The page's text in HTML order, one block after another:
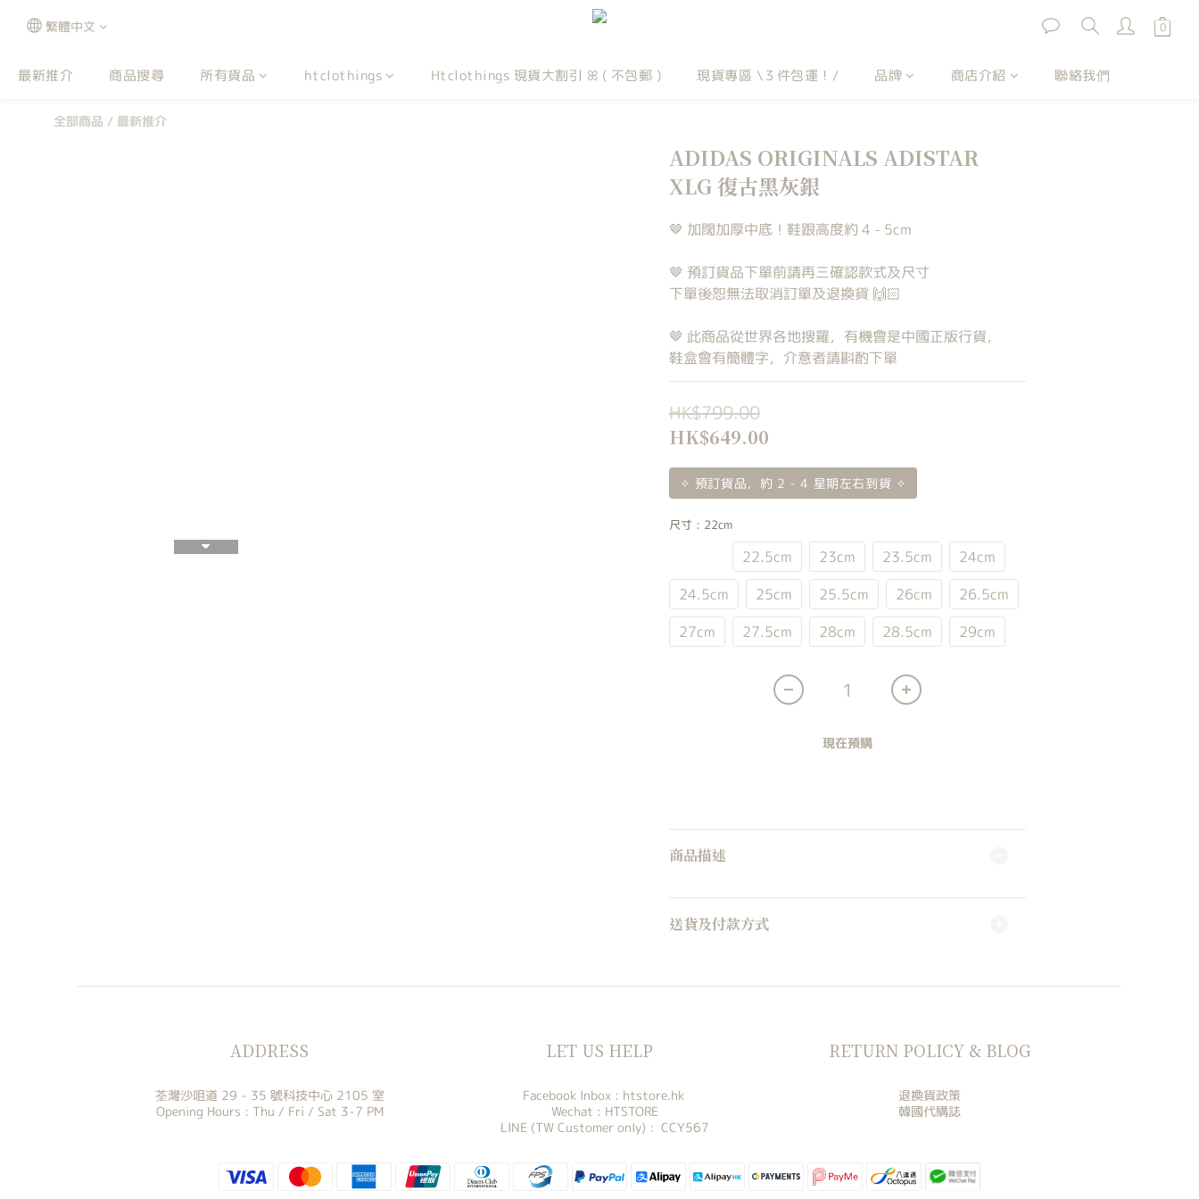
繁體中文
最新推介 商品搜尋 所有貨品 htclothings Htclothings 現貨大割引 ꕤ ( 不包郵 ) 現貨專區 \３件包運！/ 品牌 商店介紹 聯絡我們
全部商品 / 最新推介
ADIDAS ORIGINALS ADISTAR
XLG 復古黑灰銀
🤎 加闊加厚中底！鞋跟高度約 4 - 5cm
🤎 預訂貨品下單前請再三確認款式及尺寸
下單後恕無法取消訂單及退換貨 🙌🏻
🤎 此商品從世界各地搜羅，有機會是中國正版行貨，
鞋盒會有簡體字，介意者請斟酌下單
HK$799.00
HK$649.00
✧ 預訂貨品，約 2 - 4 星期左右到貨 ✧
尺寸 : 22cm
22.5cm 23cm 23.5cm
24cm
24.5cm
25cm 25.5cm 26cm
26.5cm
27cm
27.5cm 28cm 28.5cm 29cm
現在預購
商品描述
送貨及付款方式
ADDRESS
荃灣沙咀道 29 - 35 號科技中心 2105 室
Opening Hours : Thu / Fri / Sat 3-7 PM
LET US HELP
Facebook Inbox : htstore.hk
Wechat : HTSTORE
LINE (TW Customer only) : CCY567
RETURN POLICY & BLOG
退換貨政策
韓國代購誌